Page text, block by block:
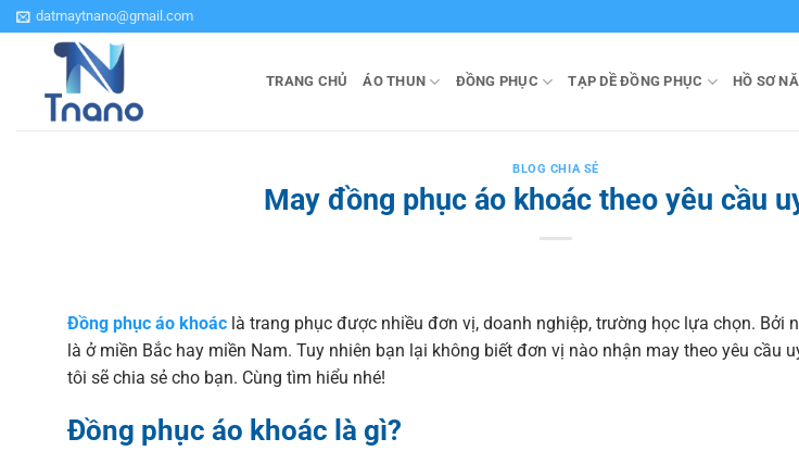
Bỏ
qua
datmaytnano@gmail.com
TRANG CHỦ ÁO THUN ĐỒNG PHỤC TẠP DỀ ĐỒNG PHỤC HỒ SƠ
BLOG CHIA SẺ
May đồng phục áo khoác theo yêu cầu
Đồng phục áo khoác là trang phục được nhiều đơn vị, doanh nghiệp, trường học lựa chọn. Bởi
là ở miền Bắc hay miền Nam. Tuy nhiên bạn lại không biết đơn vị nào nhận may theo yêu cầu
tôi sẽ chia sẻ cho bạn. Cùng tìm hiểu nhé!
Đồng phục áo khoác là gì?